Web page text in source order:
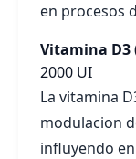
en procesos
Vitamina D3
2000 UI
La vitamina
modulacion
influyendo